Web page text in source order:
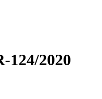
124/2020